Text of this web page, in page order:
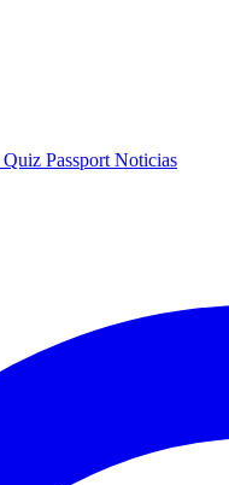
Quiz Passport Noticias